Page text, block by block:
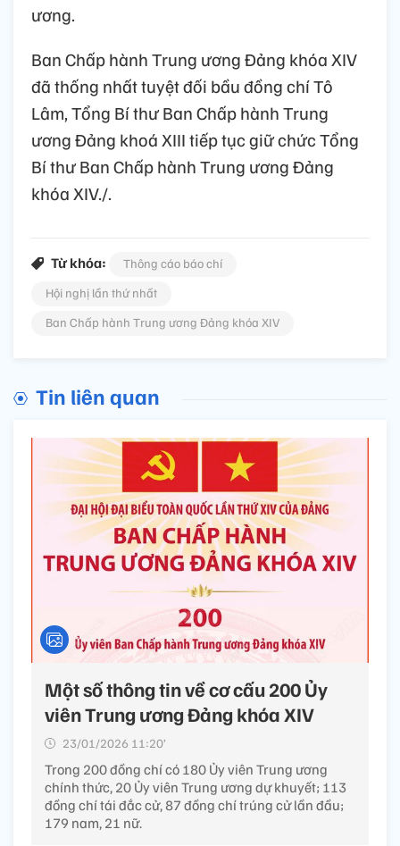
ương.
Ban Chấp hành Trung ương Đảng khóa XIV
đã thống nhất tuyệt đối bầu đồng chí Tô
Lâm, Tổng Bí thư Ban Chấp hành Trung
ương Đảng khoá XIII tiếp tục giữ chức Tổng
Bí thư Ban Chấp hành Trung ương Đảng
khóa XIV./.
Từ khóa:
Thông cáo báo chí
Hội nghị lần thứ nhất
Ban Chấp hành Trung ương Đảng khóa XIV
Tin liên quan
Một số thông tin về cơ cấu 200 Ủy
viên Trung ương Đảng khóa XIV
23/01/2026 11:20’
Trong 200 đồng chí có 180 Ủy viên Trung ương
chính thức, 20 Ủy viên Trung ương dự khuyết; 113
đồng chí tái đắc cử, 87 đồng chí trúng cử lần đầu;
179 nam, 21 nữ.